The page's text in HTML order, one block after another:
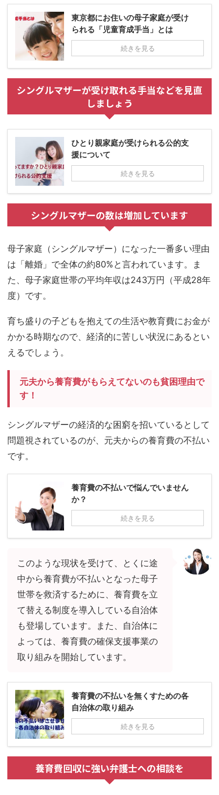
東京都にお住いの母子家庭が受け
られる「児童育成手当」とは
続きを見る
シングルマザーが受け取れる手当などを見直
しましょう
ひとり親家庭が受けられる公的支
援について
続きを見る
シングルマザーの数は増加しています
母子家庭（シングルマザー）になった一番多い理由
は「離婚」で全体の約80%と言われています。ま
た、母子家庭世帯の平均年収は243万円（平成28年
度）です。
育ち盛りの子どもを抱えての生活や教育費にお金が
かかる時期なので、経済的に苦しい状況にあるとい
えるでしょう。
元夫から養育費がもらえてないのも貧困理由で
す！
シングルマザーの経済的な困窮を招いているとして
問題視されているのが、元夫からの養育費の不払い
です。
養育費の不払いで悩んでいません
か？
続きを見る
このような現状を受けて、とくに途
中から養育費が不払いとなった母子
世帯を救済するために、養育費を立
て替える制度を導入している自治体
も登場しています。また、自治体に
よっては、養育費の確保支援事業の
取り組みを開始しています。
養育費の不払いを無くすための各
自治体の取り組み
続きを見る
養育費回収に強い弁護士への相談を